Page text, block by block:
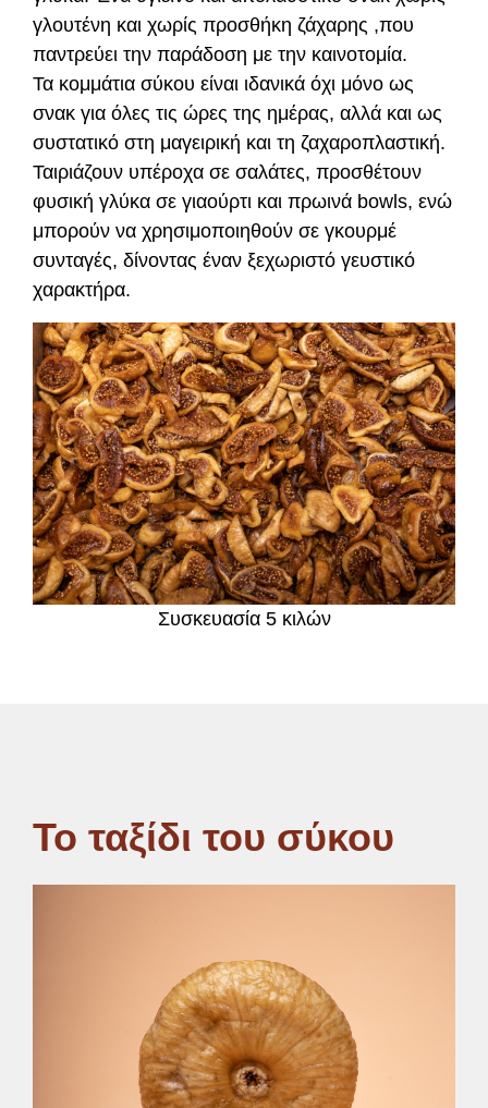
γλουτένη και χωρίς προσθήκη ζάχαρης ,που
παντρεύει την παράδοση με την καινοτομία.
Τα κομμάτια σύκου είναι ιδανικά όχι μόνο ως
σνακ για όλες τις ώρες της ημέρας, αλλά και ως
συστατικό στη μαγειρική και τη ζαχαροπλαστική.
Ταιριάζουν υπέροχα σε σαλάτες, προσθέτουν
φυσική γλύκα σε γιαούρτι και πρωινά bowls, ενώ
μπορούν να χρησιμοποιηθούν σε γκουρμέ
συνταγές, δίνοντας έναν ξεχωριστό γευστικό
χαρακτήρα.
Συσκευασία 5 κιλών
Το ταξίδι του σύκου